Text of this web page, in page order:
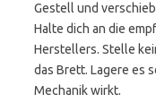
Gestell und
Halte dich an die
Herstellers. Stelle
das Brett. Lagere es
Mechanik wirkt.